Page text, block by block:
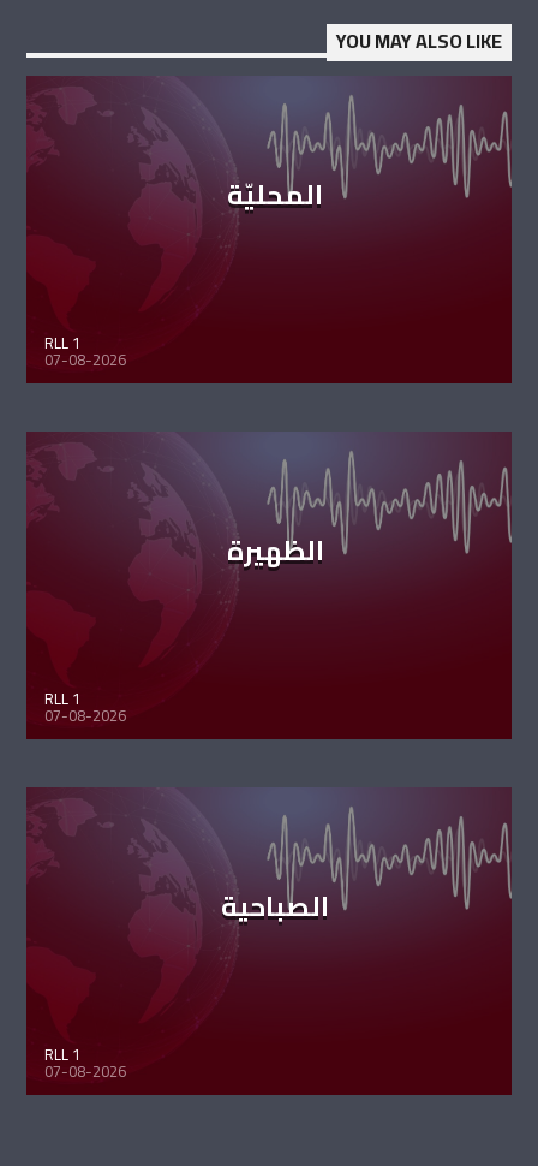
YOU MAY ALSO LIKE
المحليّة
RLL 1
07-08-2026
الظهيرة
RLL 1
07-08-2026
الصباحية
RLL 1
07-08-2026